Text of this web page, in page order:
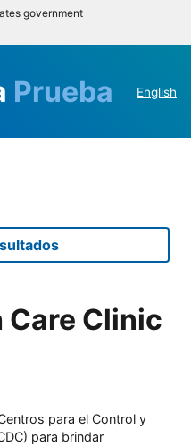
government
Prueba English
Care Clinic
para el Control y
para brindar